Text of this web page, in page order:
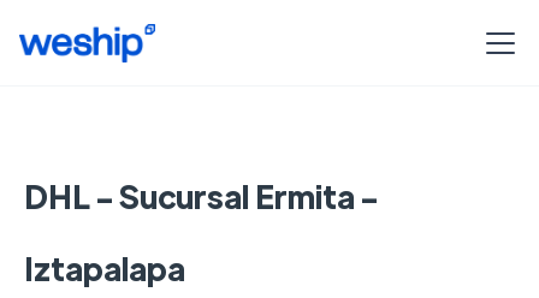
DHL - Sucursal Ermita -
Iztapalapa